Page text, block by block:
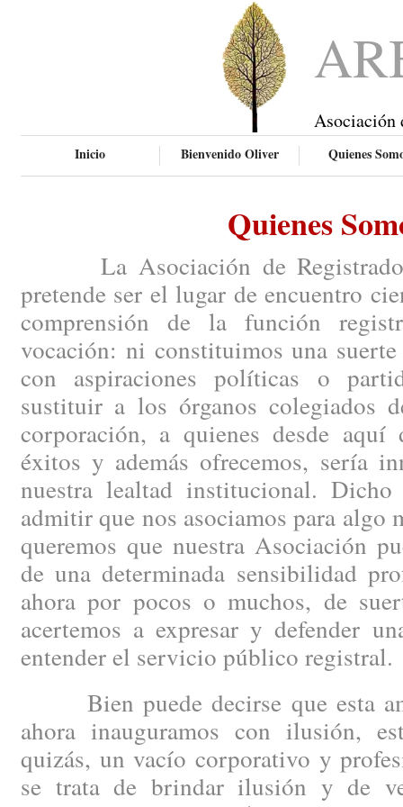
Asociación
Inicio Bienvenido Oliver Quienes
Quienes
La Asociación de
pretende ser el lugar de encuentro
comprensión de la función
vocación: ni constituimos una
con aspiraciones políticas o
sustituir a los órganos colegiados
corporación, a quienes desde aquí
éxitos y además ofrecemos, sería
nuestra lealtad institucional.
admitir que nos asociamos para algo
queremos que nuestra Asociación
de una determinada sensibilidad
ahora por pocos o muchos, de
acertemos a expresar y defender
entender el servicio público registral.
Bien puede decirse que esta
ahora inauguramos con ilusión,
quizás, un vacío corporativo y
se trata de brindar ilusión y de